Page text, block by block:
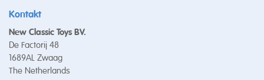
Kontakt
New Classic Toys BV.
De Factorij 48
1689AL Zwaag
The Netherlands